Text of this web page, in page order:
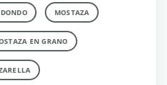
MOSTAZA
EN GRANO